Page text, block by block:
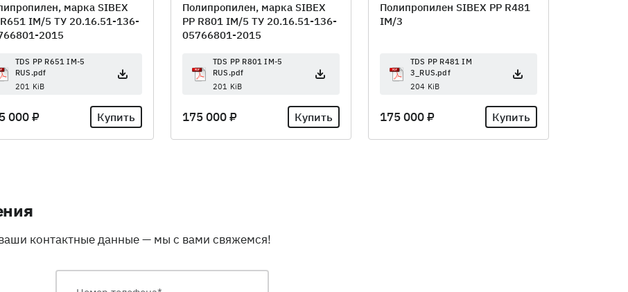
марка SIBEX
R651 IM/5 ТУ 20.16.51-136-
2015
TDS PP R651 IM-5
RUS.pdf
201 KiB
000 ₽ Купить
Полипропилен, марка SIBEX
PP R801 IM/5 ТУ 20.16.51-136-
05766801-2015
TDS PP R801 IM-5
RUS.pdf
201 KiB
175 000 ₽ Купить
Полипропилен SIBEX PP R481
IM/3
TDS PP R481 IM
3_RUS.pdf
204 KiB
175 000 ₽ Купить
контактные данные — мы с вами свяжемся!